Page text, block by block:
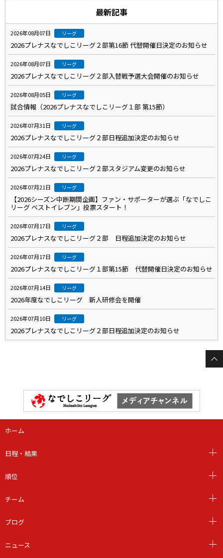
最新記事
2026年08月07日 リーグ
2026プレナスなでしこリーグ２部第16節 代替開催日決定のお知らせ
2026年08月07日 リーグ
2026プレナスなでしこリーグ２部入替戦予選大会開催のお知らせ
2026年08月05日 リーグ
試合情報（2026プレナスなでしこリーグ１部 第15節）
2026年07月31日 リーグ
2026プレナスなでしこリーグ２部日程追加決定のお知らせ
2026年07月24日 リーグ
2026プレナスなでしこリーグ２部スタジアム変更のお知らせ
2026年07月21日 リーグ
【2026シーズン中断期間企画】ファン・サポーターが選ぶ「なでしこ
リーグ ベストイレブン」投票スタート！
2026年07月17日 リーグ
2026プレナスなでしこリーグ２部 日程追加決定のお知らせ
2026年07月17日 リーグ
2026プレナスなでしこリーグ１部第15節 代替開催日決定のお知らせ
2026年07月14日 リーグ
2026年度なでしこリーグ 新人研修会を開催
2026年07月10日 リーグ
2026プレナスなでしこリーグ２部日程追加決定のお知らせ
ホーム
日程・結果
順位
チーム
ブログ
ニュース